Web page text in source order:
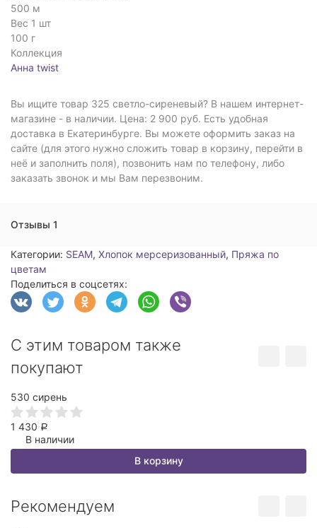
500 м
Вес 1 шт
100 г
Коллекция
Анна twist
Вы ищите товар 325 светло-сиреневый? В нашем интернет-
магазине - в наличии. Цена: 2 900 руб. Есть удобная
доставка в Екатеринбурге. Вы можете оформить заказ на
сайте (для этого нужно сложить товар в корзину, перейти в
неё и заполнить поля), позвонить нам по телефону, либо
заказать звонок и мы Вам перезвоним.
Отзывы 1
Категории: SEAM, Хлопок мерсеризованный, Пряжа по
цветам
Поделиться в соцсетях:
С этим товаром также
покупают
530 сирень
1 430 Р
В наличии
В корзину
Рекомендуем